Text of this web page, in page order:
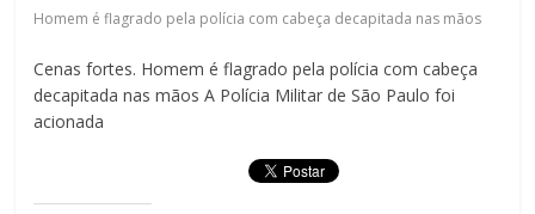
Homem é flagrado pela polícia com cabeça decapitada nas mãos
Cenas fortes. Homem é flagrado pela polícia com cabeça
decapitada nas mãos A Polícia Militar de São Paulo foi
acionada